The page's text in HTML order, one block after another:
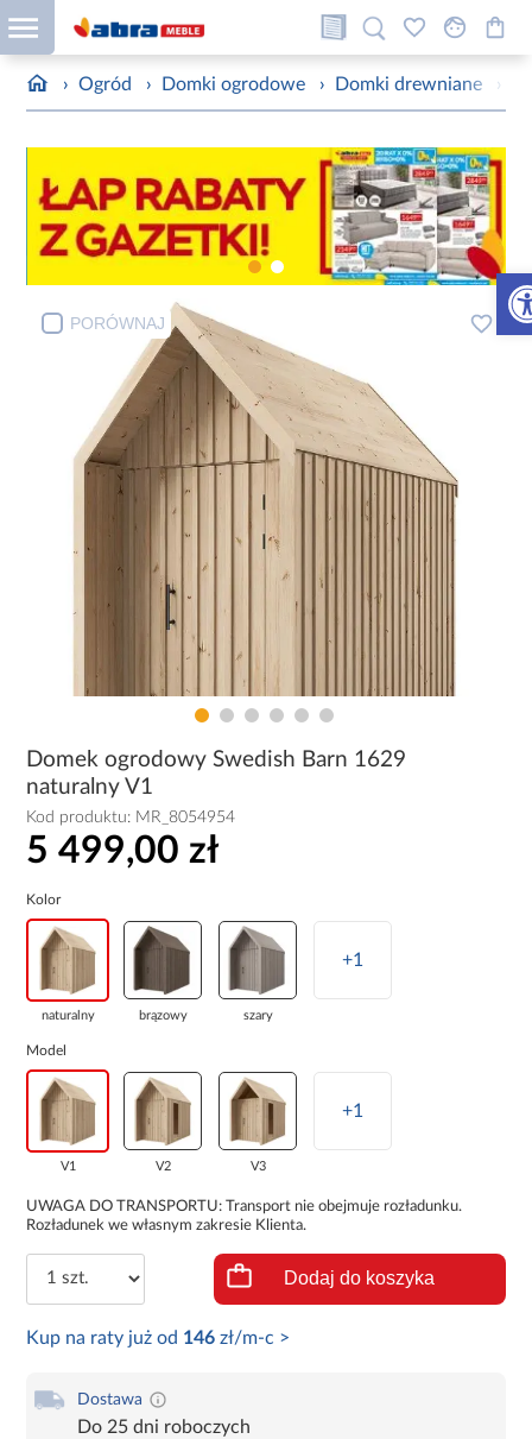
› Ogród › Domki ogrodowe › Domki drewniane ›
PORÓWNAJ
Domek ogrodowy Swedish Barn 1629
naturalny V1
Kod produktu: MR_8054954
5 499,00 zł
Kolor
naturalny brązowy szary
+1
Model
V1 V2 V3
+1
UWAGA DO TRANSPORTU: Transport nie obejmuje rozładunku.
Rozładunek we własnym zakresie Klienta.
Dodaj do koszyka
Kup na raty już od 146 zł/m-c >
Dostawa
Do 25 dni roboczych